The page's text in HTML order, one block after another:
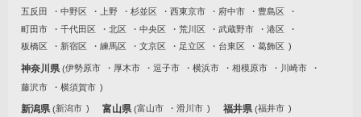
五反田
中野区 上野 杉並区 西東京市 府中市
豊島区
町田市
千代田区 北区 中央区 荒川区 武蔵野市
港区
板橋区
新宿区 練馬区 文京区 足立区 台東区 葛飾区
神奈川県 伊勢原市 厚木市 逗子市 横浜市 相模原市
川崎市
藤沢市
横須賀市
新潟県 新潟市 富山県 富山市 滑川市 福井県 福井市